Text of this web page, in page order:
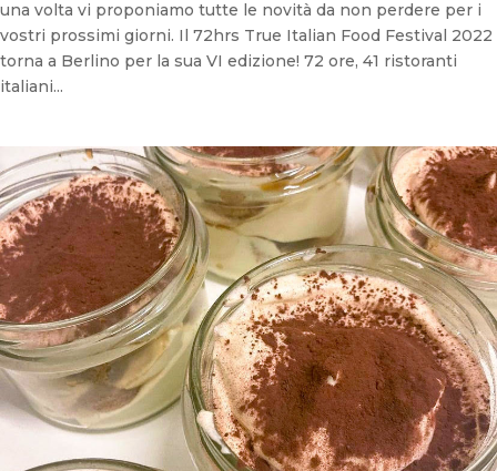
una volta vi proponiamo tutte le novità da non perdere per i
vostri prossimi giorni. Il 72hrs True Italian Food Festival 2022
torna a Berlino per la sua VI edizione! 72 ore, 41 ristoranti
italiani...